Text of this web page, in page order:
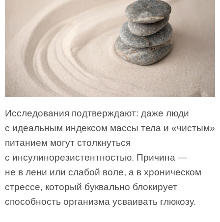
Исследования подтверждают: даже люди
с идеальным индексом массы тела и «чистым»
питанием могут столкнуться
с инсулинорезистентностью. Причина —
не в лени или слабой воле, а в хроническом
стрессе, который буквально блокирует
способность организма усваивать глюкозу.